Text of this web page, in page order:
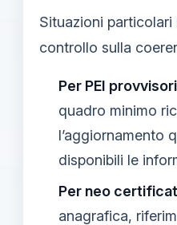
Situazioni
controllo sulla
Per PEI
quadro minimo
l’aggiornamento
disponibili le
Per neo
anagrafica,